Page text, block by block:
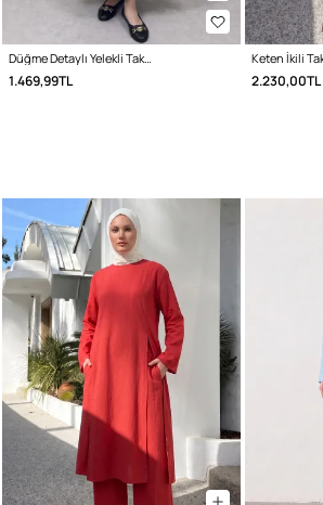
1.469,99TL 2.230,00TL